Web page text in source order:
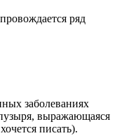
ряд
заболеваниях
выражающаяся
писать).